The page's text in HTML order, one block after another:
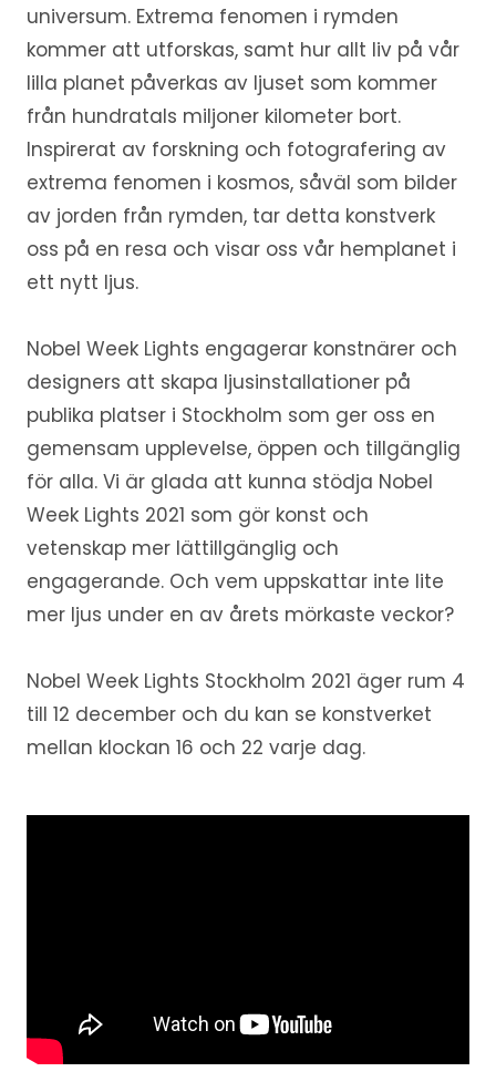
universum. Extrema fenomen i rymden
kommer att utforskas, samt hur allt liv på vår
lilla planet påverkas av ljuset som kommer
från hundratals miljoner kilometer bort.
Inspirerat av forskning och fotografering av
extrema fenomen i kosmos, såväl som bilder
av jorden från rymden, tar detta konstverk
oss på en resa och visar oss vår hemplanet i
ett nytt ljus.
Nobel Week Lights engagerar konstnärer och
designers att skapa ljusinstallationer på
publika platser i Stockholm som ger oss en
gemensam upplevelse, öppen och tillgänglig
för alla. Vi är glada att kunna stödja Nobel
Week Lights 2021 som gör konst och
vetenskap mer lättillgänglig och
engagerande. Och vem uppskattar inte lite
mer ljus under en av årets mörkaste veckor?
Nobel Week Lights Stockholm 2021 äger rum 4
till 12 december och du kan se konstverket
mellan klockan 16 och 22 varje dag.